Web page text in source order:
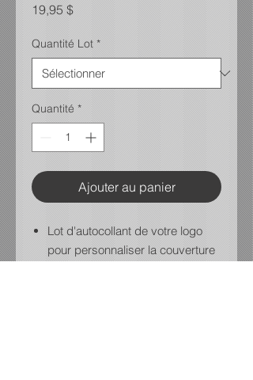
19,95 $Prix
Quantité Lot *
Quantité *
Ajouter au panier
Lot d'autocollant de votre logo
pour personnaliser la couverture